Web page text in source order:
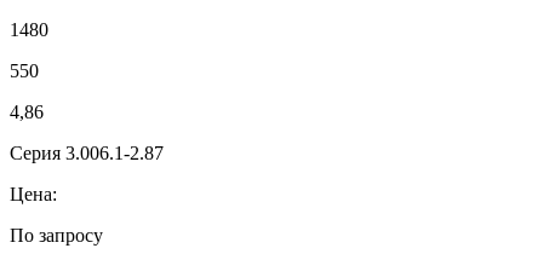
1480
550
4,86
Серия 3.006.1-2.87
Цена:
По запросу